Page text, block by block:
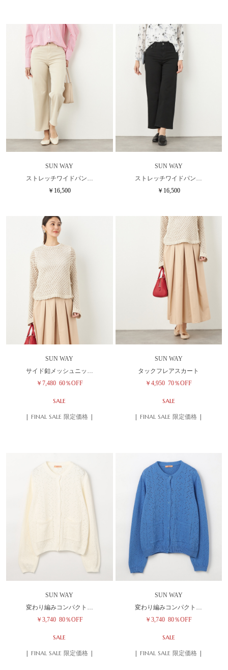
SUN WAY
ストレッチワイドパン…
￥16,500
SUN WAY
ストレッチワイドパン…
￥16,500
SUN WAY
サイド釦メッシュニッ…
￥7,480 60％OFF
SALE
| FINAL SALE 限定価格 |
SUN WAY
タックフレアスカート
￥4,950 70％OFF
SALE
| FINAL SALE 限定価格 |
SUN WAY
変わり編みコンパクト…
￥3,740 80％OFF
SALE
| FINAL SALE 限定価格 |
SUN WAY
変わり編みコンパクト…
￥3,740 80％OFF
SALE
| FINAL SALE 限定価格 |